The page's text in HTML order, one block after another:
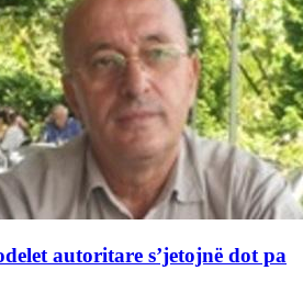
autoritare s’jetojnë dot pa